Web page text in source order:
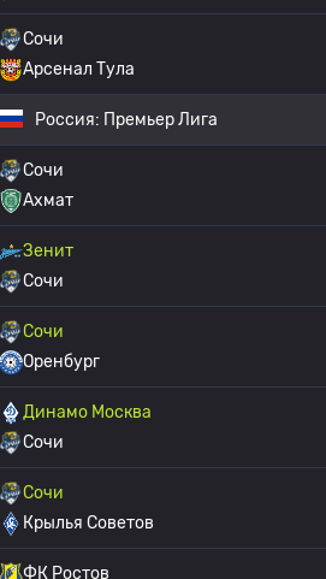
Сочи
Арсенал Тула
Россия: Премьер Лига
Сочи
Ахмат
Зенит
Сочи
Сочи
Оренбург
Динамо Москва
Сочи
Сочи
Крылья Советов
ФК Ростов